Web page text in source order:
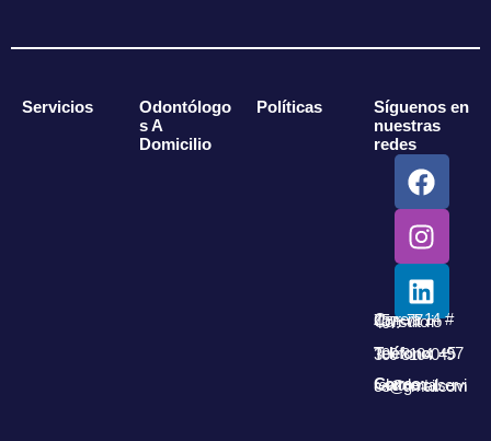
Servicios
Odontólogo
s A
Domicilio
Políticas
Síguenos en
nuestras
redes
F
a
c
e
b
o
o
k
I
n
s
t
a
g
r
a
m
L
i
n
k
e
d
i
n
Carrera 14 # 75 – 77 Consultorio 407.
Teléfono:
+57 300 8104049
Correo:
relaxdentalservice@gmail.com